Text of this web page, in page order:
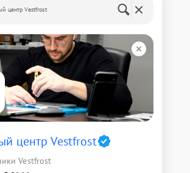
центр Vestfrost
центр Vestfrost
Vestfrost